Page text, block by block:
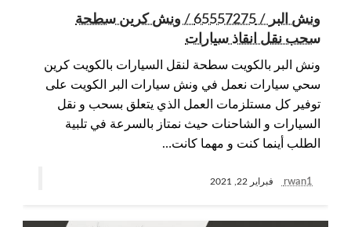
ونش البر / 65557275 / ونش كرين سطحة
سحب نقل انقاذ سيارات
ونش البر بالكويت سطحة لنقل السيارات بالكويت كرين
سحي سيارات نعمل في ونش سيارات البر الكويت على
توفير كل مستلزمات العمل الذي يتعلق بسحب و نقل
السيارات و الشاحنات حيث نمتاز بالسرعة في تلبية
الطلب أينما كنت و مهما كانت…
rwan1 فبراير 22, 2021